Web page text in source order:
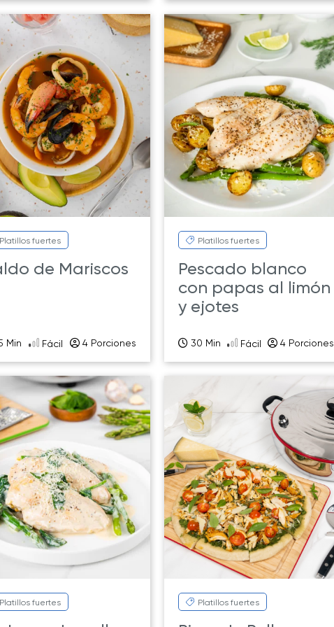
Platillos fuertes
de Mariscos
Min Fácil 4 Porciones
Platillos fuertes
Pescado blanco
con papas al limón
y ejotes
30 Min Fácil 4 Porciones
Platillos fuertes Platillos fuertes